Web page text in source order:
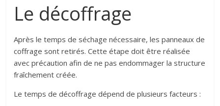
Le décoffrage
Après le temps de séchage nécessaire, les panneaux de
coffrage sont retirés. Cette étape doit être réalisée
avec précaution afin de ne pas endommager la structure
fraîchement créée.
Le temps de décoffrage dépend de plusieurs facteurs :